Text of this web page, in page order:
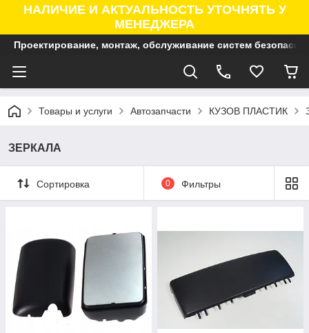
НАЛИЧИЕ И АКТУАЛЬНОСТЬ УТОЧНЯТЬ У
МЕНЕДЖЕРА
Проектирование, монтаж, обслуживание систем
Товары и услуги Автозапчасти КУЗОВ ПЛАСТИК
ЗЕРКАЛА
Сортировка 0 Фильтры